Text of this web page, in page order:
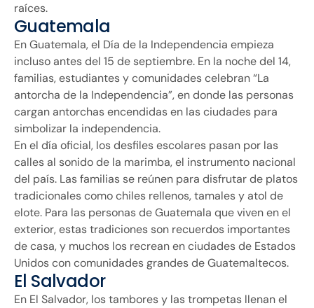
raíces.
Guatemala
En Guatemala, el Día de la Independencia empieza
incluso antes del 15 de septiembre. En la noche del 14,
familias, estudiantes y comunidades celebran “La
antorcha de la Independencia”, en donde las personas
cargan antorchas encendidas en las ciudades para
simbolizar la independencia.
En el día oficial, los desfiles escolares pasan por las
calles al sonido de la marimba, el instrumento nacional
del país. Las familias se reúnen para disfrutar de platos
tradicionales como chiles rellenos, tamales y atol de
elote. Para las personas de Guatemala que viven en el
exterior, estas tradiciones son recuerdos importantes
de casa, y muchos los recrean en ciudades de Estados
Unidos con comunidades grandes de Guatemaltecos.
El Salvador
En El Salvador, los tambores y las trompetas llenan el